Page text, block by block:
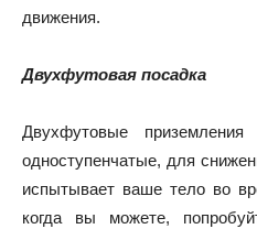
движения.
Двухфутовая посадка
Двухфутовые
одноступенчатые, для
испытывает ваше тело во
когда вы можете,